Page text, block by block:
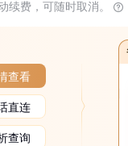
续费，可随时取消。
查看
直连
查询